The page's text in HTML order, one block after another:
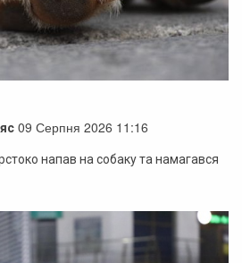
09 Серпня 2026 11:16
напав на собаку та намагався